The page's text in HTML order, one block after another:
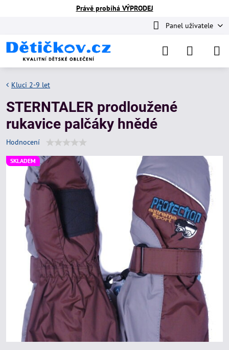
Právě probíhá VÝPRODEJ
Panel uživatele
SKLADEM
Kluci 2-9 let
STERNTALER prodloužené
rukavice palčáky hnědé
Hodnocení